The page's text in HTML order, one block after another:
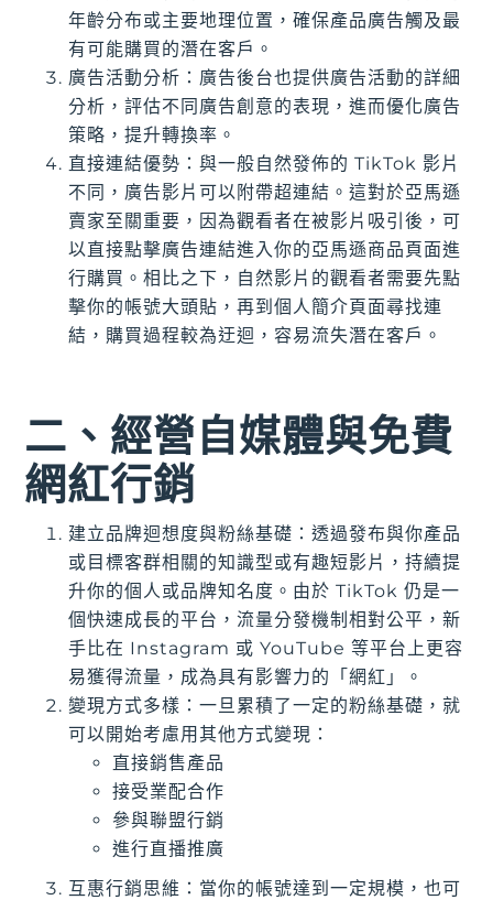
年齡分布或主要地理位置，確保產品廣告觸及最
有可能購買的潛在客戶。
廣告活動分析：廣告後台也提供廣告活動的詳細
分析，評估不同廣告創意的表現，進而優化廣告
策略，提升轉換率。
直接連結優勢：與一般自然發佈的 TikTok 影片
不同，廣告影片可以附帶超連結。這對於亞馬遜
賣家至關重要，因為觀看者在被影片吸引後，可
以直接點擊廣告連結進入你的亞馬遜商品頁面進
行購買。相比之下，自然影片的觀看者需要先點
擊你的帳號大頭貼，再到個人簡介頁面尋找連
結，購買過程較為迂迴，容易流失潛在客戶。
二、經營自媒體與免費
網紅行銷
建立品牌迴想度與粉絲基礎：透過發布與你產品
或目標客群相關的知識型或有趣短影片，持續提
升你的個人或品牌知名度。由於 TikTok 仍是一
個快速成長的平台，流量分發機制相對公平，新
手比在 Instagram 或 YouTube 等平台上更容
易獲得流量，成為具有影響力的「網紅」。
變現方式多樣：一旦累積了一定的粉絲基礎，就
可以開始考慮用其他方式變現：
直接銷售產品
接受業配合作
參與聯盟行銷
進行直播推廣
互惠行銷思維：當你的帳號達到一定規模，也可